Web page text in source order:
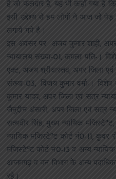
है जो फलदार है, यह भी कहॉ गया है
इसी उद्देश्य से हम लोगों ने आज जो पेड़
लगाये गये है।
इस अवसर पर अजय कुमार शाही, अपर
न्यायालय संख्या-01, कमला पति-।
एक्ट, अजय श्रीवास्तव, अपर जिला एवं
संख्या-03, विजय कुमार वर्मा-। विशेष
कुमार यादव, अपर जिला एवं सत्र
जैनुद्दीन अंसारी, अपर जिला एवं सत्र
सत्यवीर सिंह, मुख्य न्यायिक
न्यायिक मजिस्टेªट कोर्ट नं0-11, कुवर
मजिस्टेªट कोर्ट नं0-13 व अन्य
आजमगढ़ व वन विभाग के अन्य
रहे।